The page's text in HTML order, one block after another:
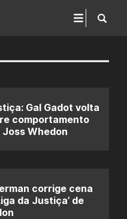
Gal Gadot volta
comportamento
Whedon
corrige cena
da Justiça’ de